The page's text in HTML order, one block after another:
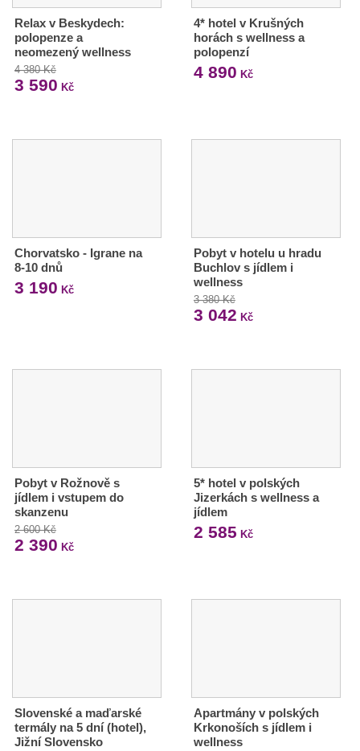
Relax v Beskydech:
polopenze a
neomezený wellness
4 380 Kč
3 590 Kč
4* hotel v Krušných
horách s wellness a
polopenzí
4 890 Kč
Chorvatsko - Igrane na
8-10 dnů
3 190 Kč
Pobyt v hotelu u hradu
Buchlov s jídlem i
wellness
3 380 Kč
3 042 Kč
Pobyt v Rožnově s
jídlem i vstupem do
skanzenu
2 600 Kč
2 390 Kč
5* hotel v polských
Jizerkách s wellness a
jídlem
2 585 Kč
Slovenské a maďarské
termály na 5 dní (hotel),
Jižní Slovensko
Apartmány v polských
Krkonoších s jídlem i
wellness